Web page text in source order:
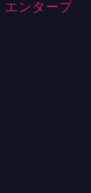
エンタープ